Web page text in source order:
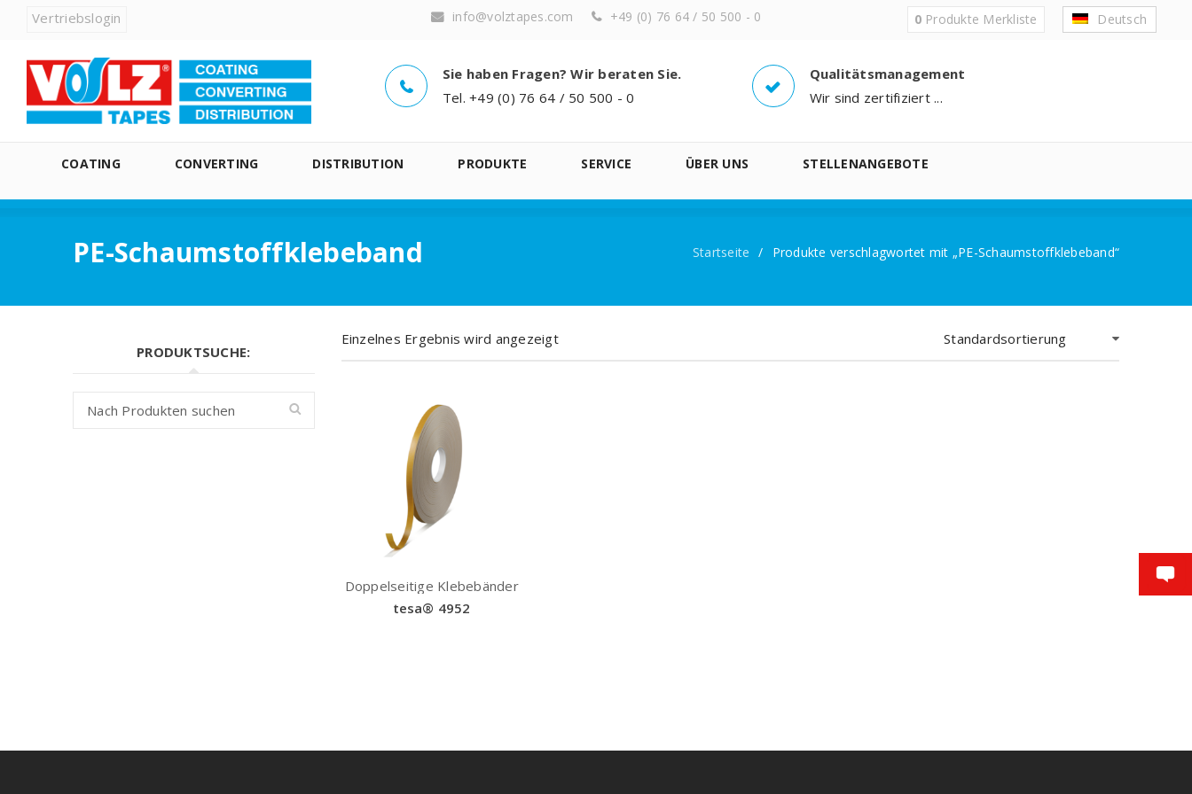
Vertriebslogin info@volztapes.com +49 (0) 76 64 / 50 500 - 0 0Produkte Merkliste Deutsch
Sie haben Fragen? Wir beraten Sie.
Tel. +49 (0) 76 64 / 50 500 - 0
Qualitätsmanagement
Wir sind zertifiziert ...
COATING CONVERTING DISTRIBUTION PRODUKTE SERVICE ÜBER UNS STELLENANGEBOTE
PE-Schaumstoffklebeband Startseite / Produkte verschlagwortet mit „PE-Schaumstoffklebeband“
PRODUKTSUCHE:
Einzelnes Ergebnis wird angezeigt Standardsortierung
Doppelseitige Klebebänder
tesa® 4952